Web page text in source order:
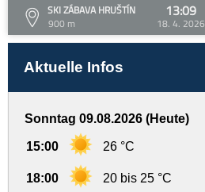
SKI ZÁBAVA HRUŠTÍN
900 m
13:09
18. 4. 2026
Aktuelle Infos
Sonntag 09.08.2026 (Heute)
15:00 26 °C
18:00 20 bis 25 °C